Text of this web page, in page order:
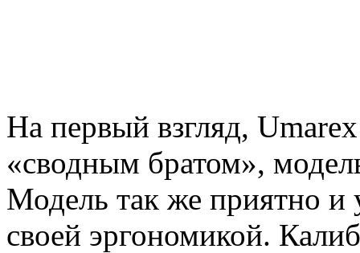
На первый взгляд,
«сводным братом»,
Модель так же приятно и
своей эргономикой.